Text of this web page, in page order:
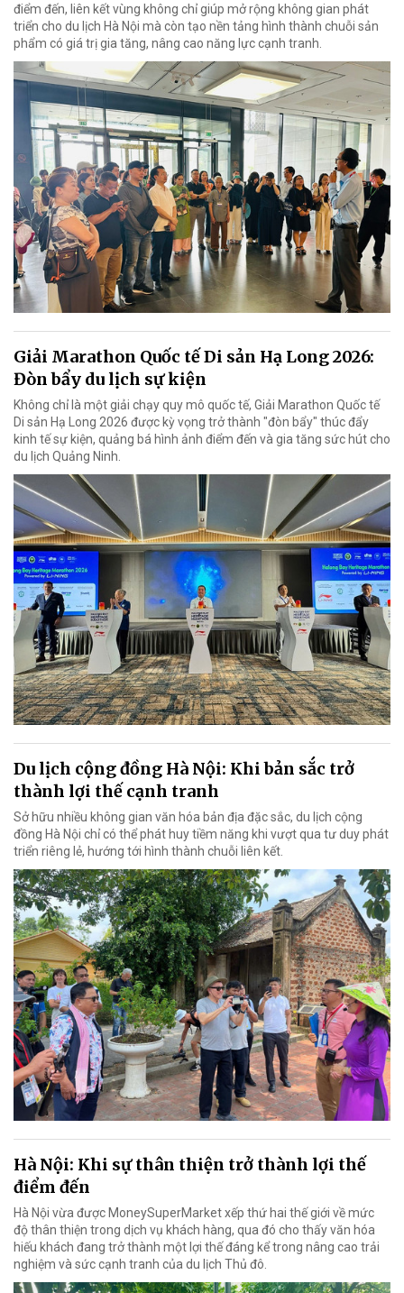
điểm đến, liên kết vùng không chỉ giúp mở rộng không gian phát
triển cho du lịch Hà Nội mà còn tạo nền tảng hình thành chuỗi sản
phẩm có giá trị gia tăng, nâng cao năng lực cạnh tranh.
Giải Marathon Quốc tế Di sản Hạ Long 2026:
Đòn bẩy du lịch sự kiện
Không chỉ là một giải chạy quy mô quốc tế, Giải Marathon Quốc tế
Di sản Hạ Long 2026 được kỳ vọng trở thành "đòn bẩy" thúc đẩy
kinh tế sự kiện, quảng bá hình ảnh điểm đến và gia tăng sức hút cho
du lịch Quảng Ninh.
Du lịch cộng đồng Hà Nội: Khi bản sắc trở
thành lợi thế cạnh tranh
Sở hữu nhiều không gian văn hóa bản địa đặc sắc, du lịch cộng
đồng Hà Nội chỉ có thể phát huy tiềm năng khi vượt qua tư duy phát
triển riêng lẻ, hướng tới hình thành chuỗi liên kết.
Hà Nội: Khi sự thân thiện trở thành lợi thế
điểm đến
Hà Nội vừa được MoneySuperMarket xếp thứ hai thế giới về mức
độ thân thiện trong dịch vụ khách hàng, qua đó cho thấy văn hóa
hiếu khách đang trở thành một lợi thế đáng kể trong nâng cao trải
nghiệm và sức cạnh tranh của du lịch Thủ đô.